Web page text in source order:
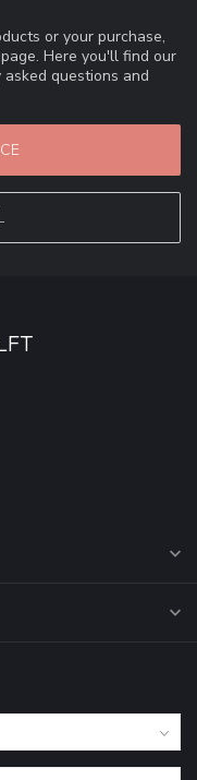
or your purchase,
Here you'll find our
questions and